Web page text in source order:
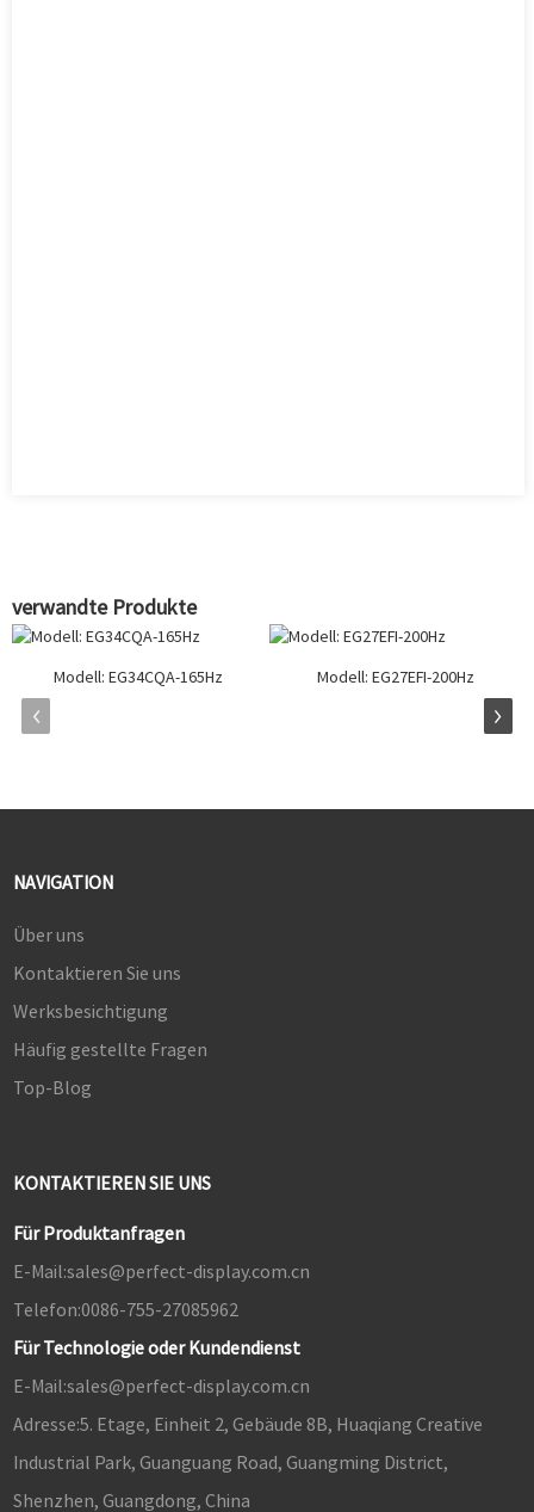
verwandte Produkte
Modell: EG34CQA-165Hz Modell: EG27EFI-200Hz
NAVIGATION
Über uns
Kontaktieren Sie uns
Werksbesichtigung
Häufig gestellte Fragen
Top-Blog
KONTAKTIEREN SIE UNS
Für Produktanfragen
E-Mail:sales@perfect-display.com.cn
Telefon:0086-755-27085962
Für Technologie oder Kundendienst
E-Mail:sales@perfect-display.com.cn
Adresse:5. Etage, Einheit 2, Gebäude 8B, Huaqiang Creative
Industrial Park, Guanguang Road, Guangming District,
Shenzhen, Guangdong, China